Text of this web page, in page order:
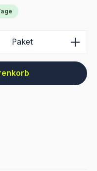
Wert ein
Paket